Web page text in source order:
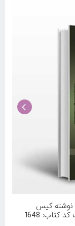
نوشته کیس
1648